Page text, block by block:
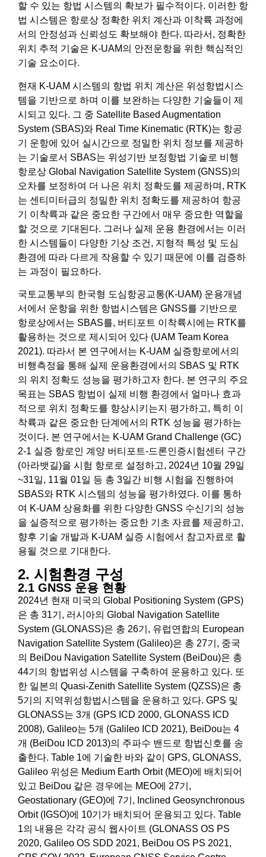
할 수 있는 항법 시스템의 확보가 필수적이다. 이러한 항
법 시스템은 항로상 정확한 위치 계산과 이착륙 과정에
서의 안정성과 신뢰성도 확보해야 한다. 따라서, 정확한
위치 추적 기술은 K-UAM의 안전운항을 위한 핵심적인
기술 요소이다.
현재 K-UAM 시스템의 항법 위치 계산은 위성항법시스
템을 기반으로 하며 이를 보완하는 다양한 기술들이 제
시되고 있다. 그 중 Satellite Based Augmentation
System (SBAS)와 Real Time Kinematic (RTK)는 항공
기 운항에 있어 실시간으로 정밀한 위치 정보를 제공하
는 기술로서 SBAS는 위성기반 보정항법 기술로 비행
항로상 Global Navigation Satellite System (GNSS)의
오차를 보정하여 더 나은 위치 정확도를 제공하며, RTK
는 센티미터급의 정밀한 위치 정확도를 제공하여 항공
기 이착륙과 같은 중요한 구간에서 매우 중요한 역할을
할 것으로 기대된다. 그러나 실제 운용 환경에서는 이러
한 시스템들이 다양한 기상 조건, 지형적 특성 및 도심
환경에 따라 다르게 작용할 수 있기 때문에 이를 검증하
는 과정이 필요하다.
국토교통부의 한국형 도심항공교통(K-UAM) 운용개념
서에서 운항을 위한 항법시스템은 GNSS를 기반으로
항로상에서는 SBAS를, 버티포트 이착륙시에는 RTK를
활용하는 것으로 제시되어 있다 (UAM Team Korea
2021). 따라서 본 연구에서는 K-UAM 실증항로에서의
비행측정을 통해 실제 운용환경에서의 SBAS 및 RTK
의 위치 정확도 성능을 평가하고자 한다. 본 연구의 주요
목표는 SBAS 항법이 실제 비행 환경에서 얼마나 효과
적으로 위치 정확도를 향상시키는지 평가하고, 특히 이
착륙과 같은 중요한 단계에서의 RTK 성능을 평가하는
것이다. 본 연구에서는 K-UAM Grand Challenge (GC)
2-1 실증 항로인 계양 버티포트-드론인증시험센터 구간
(아라뱃길)을 시험 항로로 설정하고, 2024년 10월 29일
~31일, 11월 01일 등 총 3일간 비행 시험을 진행하여
SBAS와 RTK 시스템의 성능을 평가하였다. 이를 통하
여 K-UAM 상용화를 위한 다양한 GNSS 수신기의 성능
을 실증적으로 평가하는 중요한 기초 자료를 제공하고,
향후 기술 개발과 K-UAM 실증 시험에서 참고자료로 활
용될 것으로 기대한다.
2. 시험환경 구성
2.1 GNSS 운용 현황
2024년 현재 미국의 Global Positioning System (GPS)
은 총 31기, 러시아의 Global Navigation Satellite
System (GLONASS)은 총 26기, 유럽연합의 European
Navigation Satellite System (Galileo)은 총 27기, 중국
의 BeiDou Navigation Satellite System (BeiDou)은 총
44기의 항법위성 시스템을 구축하여 운용하고 있다. 또
한 일본의 Quasi-Zenith Satellite System (QZSS)은 총
5기의 지역위성항법시스템을 운용하고 있다. GPS 및
GLONASS는 3개 (GPS ICD 2000, GLONASS ICD
2008), Galileo는 5개 (Galileo ICD 2021), BeiDou는 4
개 (BeiDou ICD 2013)의 주파수 밴드로 항법신호를 송
출한다. Table 1에 기술한 바와 같이 GPS, GLONASS,
Galileo 위성은 Medium Earth Orbit (MEO)에 배치되어
있고 BeiDou 같은 경우에는 MEO에 27기,
Geostationary (GEO)에 7기, Inclined Geosynchronous
Orbit (IGSO)에 10기가 배치되어 운용되고 있다. Table
1의 내용은 각각 공식 웹사이트 (GLONASS OS PS
2020, Galileo OS SDD 2021, BeiDou OS PS 2021,